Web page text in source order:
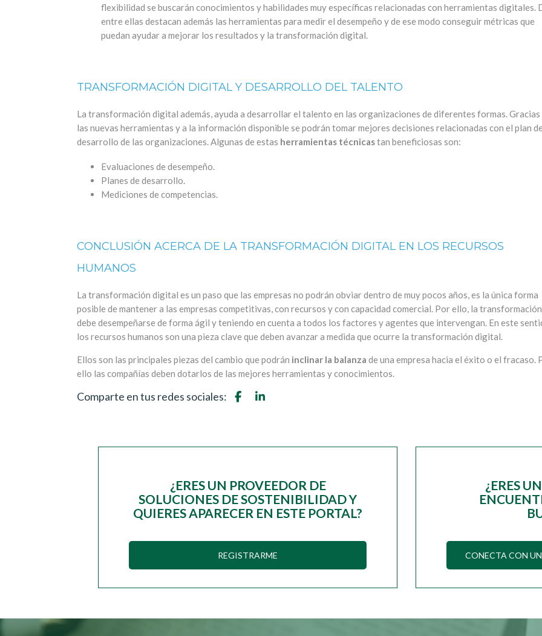
flexibilidad se buscarán conocimientos y habilidades muy específicas relacionadas con herramientas digitales.
entre ellas destacan además las herramientas para medir el desempeño y de ese modo conseguir métricas que
puedan ayudar a mejorar los resultados y la transformación digital.
TRANSFORMACIÓN DIGITAL Y DESARROLLO DEL TALENTO
La transformación digital además, ayuda a desarrollar el talento en las organizaciones de diferentes formas. Gracias
las nuevas herramientas y a la información disponible se podrán tomar mejores decisiones relacionadas con el plan de
desarrollo de las organizaciones. Algunas de estas herramientas técnicastan beneficiosas son:
Evaluaciones de desempeño.
Planes de desarrollo.
Mediciones de competencias.
CONCLUSIÓN ACERCA DE LA TRANSFORMACIÓN DIGITAL EN LOS RECURSOS
HUMANOS
La transformación digital es un paso que las empresas no podrán obviar dentro de muy pocos años, es la única forma
posible de mantener a las empresas competitivas, con recursos y con capacidad comercial. Por ello, la transformación
debe desempeñarse de forma ágil y teniendo en cuenta a todos los factores y agentes que intervengan. En este
los recursos humanos son una pieza clave que deben avanzar a medida que ocurre la transformación digital.
Ellos son las principales piezas del cambio que podrán inclinar la balanza de una empresa hacia el éxito o el fracaso.
ello las compañías deben dotarlos de las mejores herramientas y conocimientos.
Comparte en tus redes sociales:
¿ERES UN PROVEEDOR DE
SOLUCIONES DE SOSTENIBILIDAD Y
QUIERES APARECER EN ESTE PORTAL?
REGISTRARME
¿ERES
CONECTA CON